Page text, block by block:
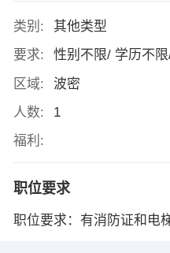
类别:
其他类型
要求:
性别不限/ 学历不
区域:
波密
人数:
1
福利:
职位要求
职位要求：有消防证和电